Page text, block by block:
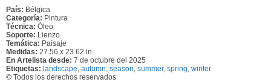
País: Bélgica
Categoría: Pintura
Técnica: Óleo
Soporte: Lienzo
Temática: Paisaje
Medidas: 27.56 x 23.62 in
En Artelista desde: 7 de octubre del 2025
Etiquetas: landscape autumn season summer, spring winter
© Todos los derechos reservados